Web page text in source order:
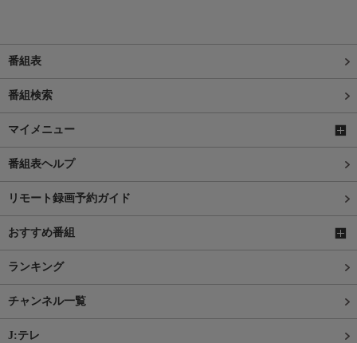
番組表
番組検索
マイメニュー
番組表ヘルプ
リモート録画予約ガイド
おすすめ番組
ランキング
チャンネル一覧
J:テレ